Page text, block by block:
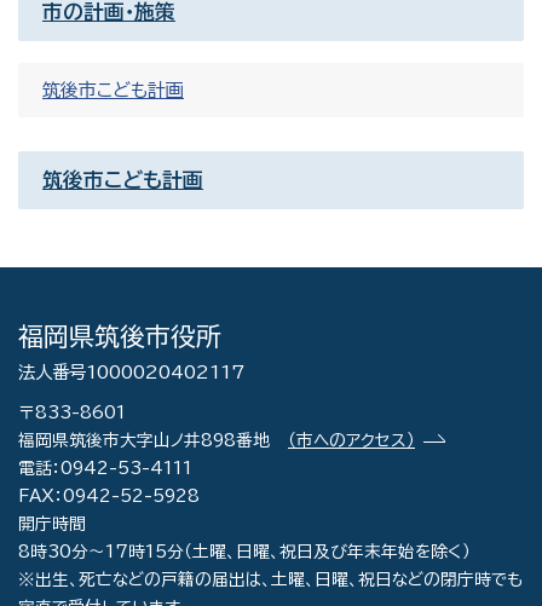
市の計画・施策
筑後市こども計画
筑後市こども計画
福岡県筑後市役所
法人番号1000020402117
〒833-8601
福岡県筑後市大字山ノ井898番地
（市へのアクセス）
電話：0942-53-4111
FAX：0942-52-5928
開庁時間
8時30分～17時15分（土曜、日曜、祝日及び年末年始を除く）
※出生、死亡などの戸籍の届出は、土曜、日曜、祝日などの閉庁時でも